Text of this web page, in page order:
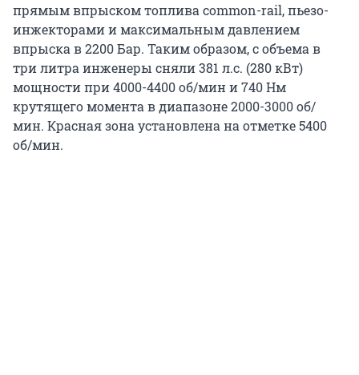
прямым впрыском топлива common-rail, пьезо-
инжекторами и максимальным давлением
впрыска в 2200 Бар. Таким образом, с объема в
три литра инженеры сняли 381 л.с. (280 кВт)
мощности при 4000-4400 об/мин и 740 Нм
крутящего момента в диапазоне 2000-3000 об/
мин. Красная зона установлена на отметке 5400
об/мин.